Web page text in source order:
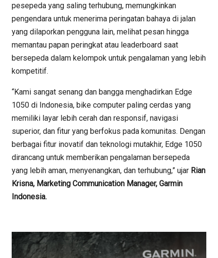
pesepeda yang saling terhubung, memungkinkan
pengendara untuk menerima peringatan bahaya di jalan
yang dilaporkan pengguna lain, melihat pesan hingga
memantau papan peringkat atau leaderboard saat
bersepeda dalam kelompok untuk pengalaman yang lebih
kompetitif.
“Kami sangat senang dan bangga menghadirkan Edge
1050 di Indonesia, bike computer paling cerdas yang
memiliki layar lebih cerah dan responsif, navigasi
superior, dan fitur yang berfokus pada komunitas. Dengan
berbagai fitur inovatif dan teknologi mutakhir, Edge 1050
dirancang untuk memberikan pengalaman bersepeda
yang lebih aman, menyenangkan, dan terhubung,” ujar Rian
Krisna, Marketing Communication Manager, Garmin
Indonesia.